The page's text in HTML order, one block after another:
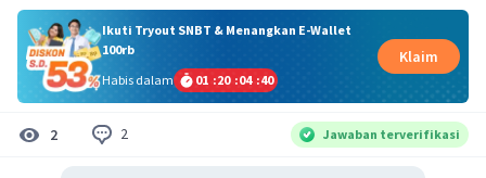
Ikuti Tryout SNBT & Menangkan E-Wallet
100rb
Habis dalam
01 :20 :04 :40
Klaim
2 2 Jawaban terverifikasi